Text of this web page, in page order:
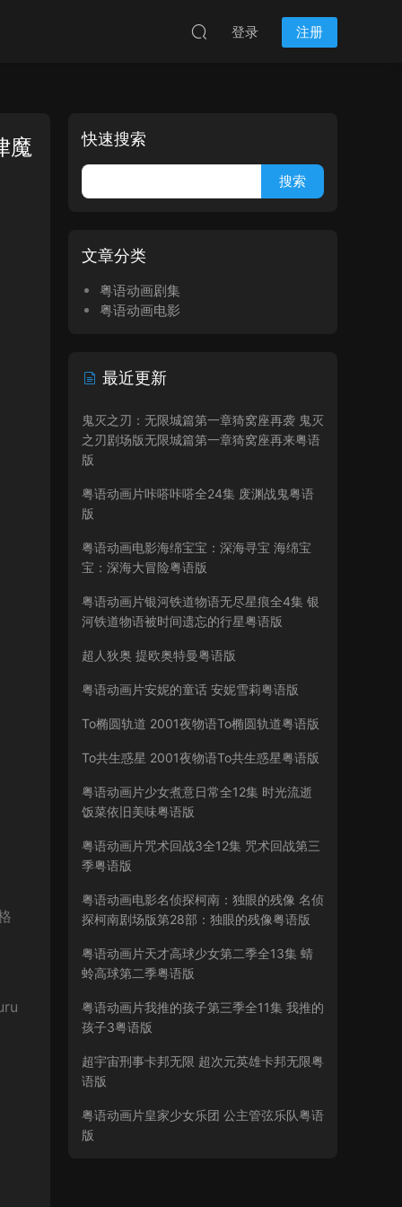
登录 注册
魔
快速搜索
文章分类
粤语动画剧集
粤语动画电影
最近更新
鬼灭之刃：无限城篇第一章猗窝座再袭 鬼灭
之刃剧场版无限城篇第一章猗窝座再来粤语
版
粤语动画片咔嗒咔嗒全24集 废渊战鬼粤语
版
粤语动画电影海绵宝宝：深海寻宝 海绵宝
宝：深海大冒险粤语版
粤语动画片银河铁道物语无尽星痕全4集 银
河铁道物语被时间遗忘的行星粤语版
超人狄奥 提欧奥特曼粤语版
粤语动画片安妮的童话 安妮雪莉粤语版
To椭圆轨道 2001夜物语To椭圆轨道粤语版
To共生惑星 2001夜物语To共生惑星粤语版
粤语动画片少女煮意日常全12集 时光流逝
饭菜依旧美味粤语版
粤语动画片咒术回战3全12集 咒术回战第三
季粤语版
粤语动画电影名侦探柯南：独眼的残像 名侦
探柯南剧场版第28部：独眼的残像粤语版
粤语动画片天才高球少女第二季全13集 蜻
蛉高球第二季粤语版
粤语动画片我推的孩子第三季全11集 我推的
孩子3粤语版
超宇宙刑事卡邦无限 超次元英雄卡邦无限粤
语版
粤语动画片皇家少女乐团 公主管弦乐队粤语
版